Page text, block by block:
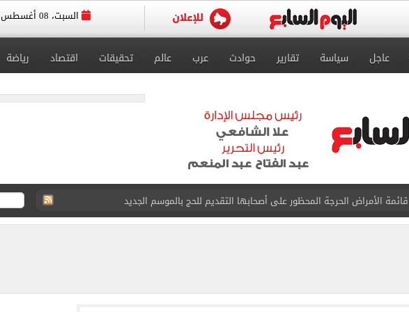
السبت، 08 أغسطس 2026
عاجل سياسة تقارير حوادث عرب عالم تحقيقات اقتصاد رياضة
قائمة الأمراض الحرجة المحظور على أصحابها التقديم للحج بالموسم الجديد
تسجيل الرغبات مجانا.. معامل تنسيق الجامعات تستقبل طلاب المرحلة الأولى